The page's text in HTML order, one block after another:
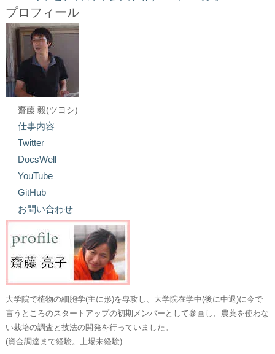
プロフィール
齋藤 毅(ツヨシ)
仕事内容
Twitter
DocsWell
YouTube
GitHub
お問い合わせ
大学院で植物の細胞学(主に形)を専攻し、大学院在学中(後に中退)に今で
言うところのスタートアップの初期メンバーとして参画し、農薬を使わな
い栽培の調査と技法の開発を行っていました。
(資金調達まで経験。上場未経験)